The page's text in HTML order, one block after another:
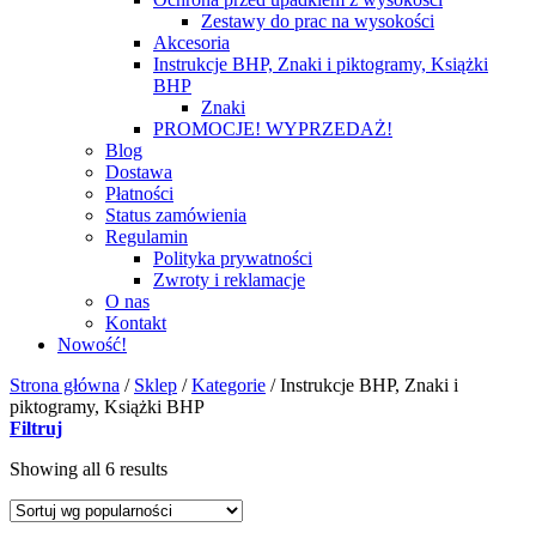
Zestawy do prac na wysokości
Akcesoria
Instrukcje BHP, Znaki i piktogramy, Książki
BHP
Znaki
PROMOCJE! WYPRZEDAŻ!
Blog
Dostawa
Płatności
Status zamówienia
Regulamin
Polityka prywatności
Zwroty i reklamacje
O nas
Kontakt
Nowość!
Strona główna / Sklep / Kategorie /Instrukcje BHP, Znaki i
piktogramy, Książki BHP
Filtruj
Showing all 6 results